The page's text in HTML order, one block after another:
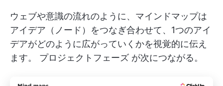
ウェブや意識の流れのように、マインドマップは
アイデア（ノード）をつなぎ合わせて、1つのアイ
デアがどのように広がっていくかを視覚的に伝え
ます。 プロジェクトフェーズ が次につながる。